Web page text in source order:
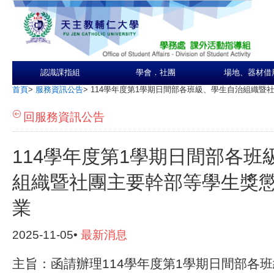
認識課指組 學會．社團 場地、器材借
首頁> 服務資訊公告> 114學年度第1學期日間部各班級、學生自治組織暨
回服務資訊公告
114學年度第1學期日間部各班
組織暨社團主要幹部等學生獎
業
2025-11-05• 最新消息
主旨：函請辦理114學年度第1學期日間部各